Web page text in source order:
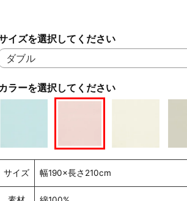
カラーを選択してください
イズを選択してください
サイズ 幅190×長さ210cm